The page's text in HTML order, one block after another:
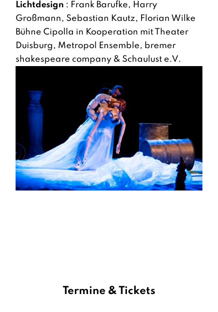
Lichtdesign : Frank Barufke, Harry
Großmann, Sebastian Kautz, Florian Wilke
Bühne Cipolla in Kooperation mit Theater
Duisburg, Metropol Ensemble, bremer
shakespeare company & Schaulust e.V.
Termine & Tickets